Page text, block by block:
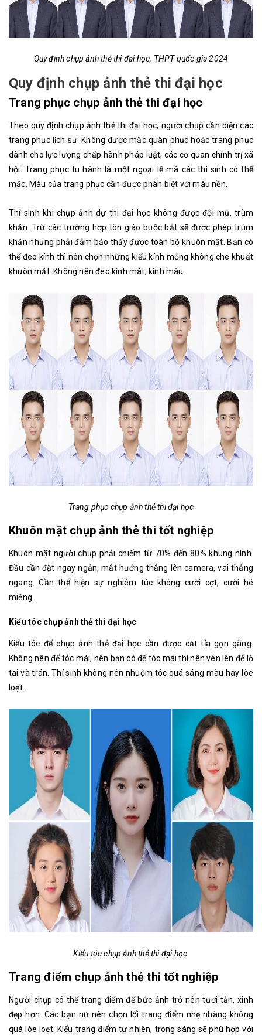
Quy định chụp ảnh thẻ thi đại học, THPT quốc gia 2024
Quy định chụp ảnh thẻ thi đại học
Trang phục chụp ảnh thẻ thi đại học
Theo quy định chụp ảnh thẻ thi đại học, người chụp cần diện các
trang phục lịch sự. Không được mặc quân phục hoặc trang phục
dành cho lực lượng chấp hành pháp luật, các cơ quan chính trị xã
hội. Trang phục tu hành là một ngoại lệ mà các thí sinh có thể
mặc. Màu của trang phục cần được phân biệt với màu nền.
Thí sinh khi chụp ảnh dự thi đại học không được đội mũ, trùm
khăn. Trừ các trường hợp tôn giáo buộc bắt sẽ được phép trùm
khăn nhưng phải đảm bảo thấy được toàn bộ khuôn mặt. Bạn có
thể đeo kính thì nên chọn những kiểu kính mỏng không che khuất
khuôn mặt. Không nên đeo kính mát, kính màu.
Trang phục chụp ảnh thẻ thi đại học
Khuôn mặt chụp ảnh thẻ thi tốt nghiệp
Khuôn mặt người chụp phải chiếm từ 70% đến 80% khung hình.
Đầu cần đặt ngay ngắn, mắt hướng thẳng lên camera, vai thẳng
ngang. Cần thể hiện sự nghiêm túc không cười cợt, cười hé
miệng.
Kiểu tóc chụp ảnh thẻ thi đại học
Kiểu tóc để chụp ảnh thẻ đại học cần được cắt tỉa gọn gàng.
Không nên để tóc mái, nên bạn có để tóc mái thì nên vén lên để lộ
tai và trán. Thí sinh không nên nhuộm tóc quá sáng màu hay lòe
loẹt.
Kiểu tóc chụp ảnh thẻ thi đại học
Trang điểm chụp ảnh thẻ thi tốt nghiệp
Người chụp có thể trang điểm để bức ảnh trở nên tươi tắn, xinh
đẹp hơn. Các bạn nữ nên chọn lối trang điểm nhẹ nhàng không
quá lòe loẹt. Kiểu trang điểm tự nhiên, trong sáng sẽ phù hợp với